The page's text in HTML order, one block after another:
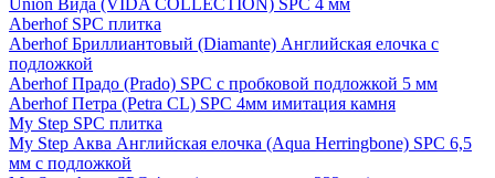
Union Вида (VIDA COLLECTION) SPC 4 мм
Aberhof SPC плитка
Aberhof Бриллиантовый (Diamante) Английская елочка с
подложкой
Aberhof Прадо (Prado) SPC с пробковой подложкой 5 мм
Aberhof Петра (Petra CL) SPC 4мм имитация камня
My Step SPC плитка
My Step Аква Английская елочка (Aqua Herringbone) SPC 6,5
мм с подложкой